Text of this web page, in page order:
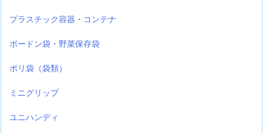
プラスチック容器・コンテナ
ボードン袋・野菜保存袋
ポリ袋（袋類）
ミニグリップ
ユニハンディ